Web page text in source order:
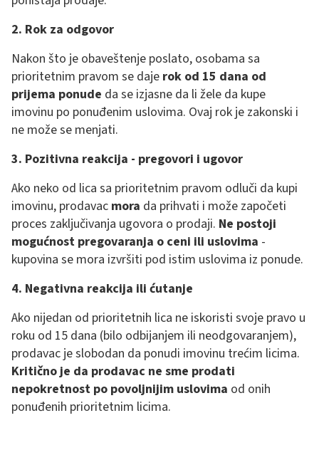
2. Rok za odgovor
Nakon što je obaveštenje poslato, osobama sa
prioritetnim pravom se daje rok od 15 dana od
prijema ponude da se izjasne da li žele da kupe
imovinu po ponuđenim uslovima. Ovaj rok je zakonski i
ne može se menjati.
3. Pozitivna reakcija - pregovori i ugovor
Ako neko od lica sa prioritetnim pravom odluči da kupi
imovinu, prodavac mora da prihvati i može započeti
proces zaključivanja ugovora o prodaji. Ne postoji
mogućnost pregovaranja o ceni ili uslovima -
kupovina se mora izvršiti pod istim uslovima iz ponude.
4. Negativna reakcija ili ćutanje
Ako nijedan od prioritetnih lica ne iskoristi svoje pravo u
roku od 15 dana (bilo odbijanjem ili neodgovaranjem),
prodavac je slobodan da ponudi imovinu trećim licima.
Kritično je da prodavac ne sme prodati
nepokretnost po povoljnijim uslovima od onih
ponuđenih prioritetnim licima.